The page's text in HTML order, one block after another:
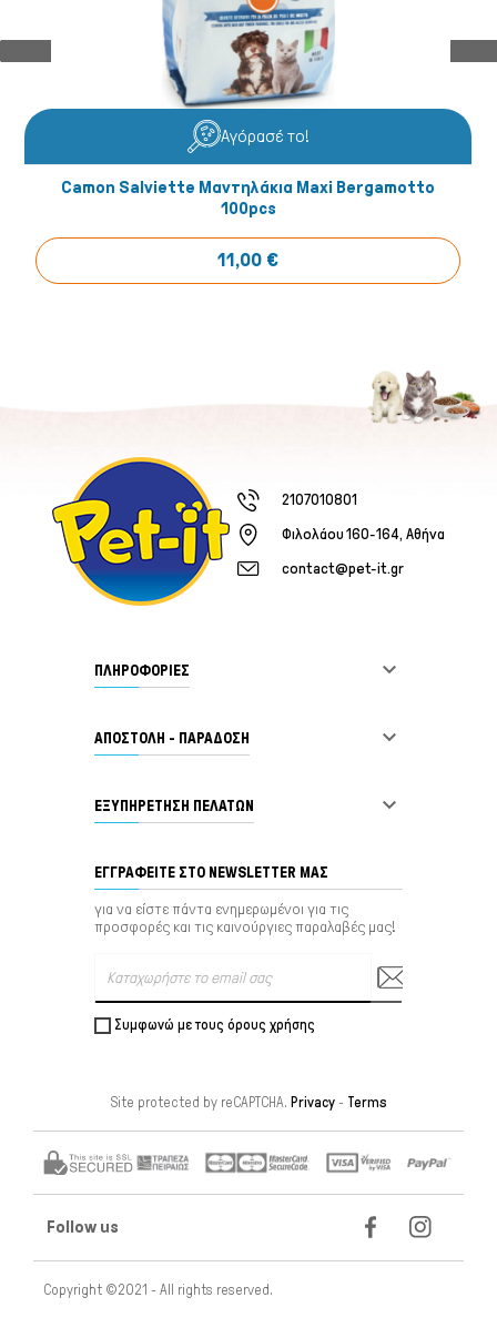
Αγόρασέ το!
Camon Salviette Μαντηλάκια Maxi Bergamotto
100pcs
11,00 €
2107010801
Φιλολάου 160-164, Αθήνα
contact@pet-it.gr
ΠΛΗΡΟΦΟΡΙΕΣ 
ΑΠΟΣΤΟΛΗ - ΠΑΡΑΔΟΣΗ 
ΕΞΥΠΗΡΈΤΗΣΗ ΠΕΛΑΤΏΝ 
ΕΓΓΡΑΦΕΊΤΕ ΣΤΟ NEWSLETTER ΜΑΣ
για να είστε πάντα ενημερωμένοι για τις
προσφορές και τις καινούργιες παραλαβές μας!
Συμφωνώ με τους όρους χρήσης
Site protected by reCAPTCHA. Privacy- Terms
Follow us
Copyright ©2021 - All rights reserved.